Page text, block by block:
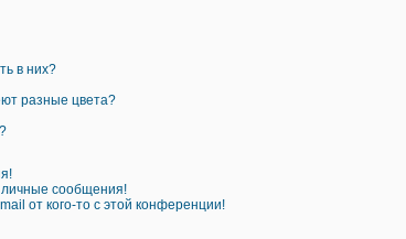
в них?
разные цвета?
сообщения!
от кого-то с этой конференции!